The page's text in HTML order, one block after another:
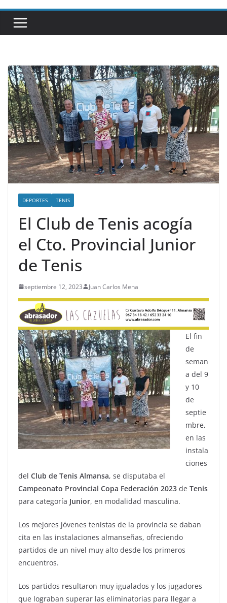
DEPORTES TENIS
El Club de Tenis acogía
el Cto. Provincial Junior
de Tenis
septiembre 12, 2023 Juan Carlos Mena
El fin
de
seman
a del 9
y 10
de
septie
mbre,
en las
instala
ciones
del Club de Tenis Almansa, se disputaba el
Campeonato Provincial Copa Federación 2023 de Tenis
para categoría Junior, en modalidad masculina.
Los mejores jóvenes tenistas de la provincia se daban
cita en las instalaciones almanseñas, ofreciendo
partidos de un nivel muy alto desde los primeros
encuentros.
Los partidos resultaron muy igualados y los jugadores
que lograban superar las eliminatorias para llegar a